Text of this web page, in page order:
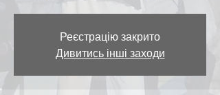
Реєстрацію закрито
Дивитись інші заходи